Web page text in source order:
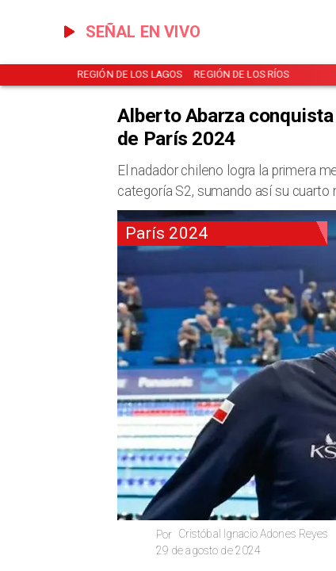
SEÑAL EN VIVO
REGIÓN DE LOS LAGOS REGIÓN DE LOS RÍOS
París 2024
Cristóbal Ignacio Adones Reyes
Por
29 de agosto de 2024
Alberto Abarza
de París 2024
​El nadador chileno logra la primera
categoría S2, sumando así su cuarto